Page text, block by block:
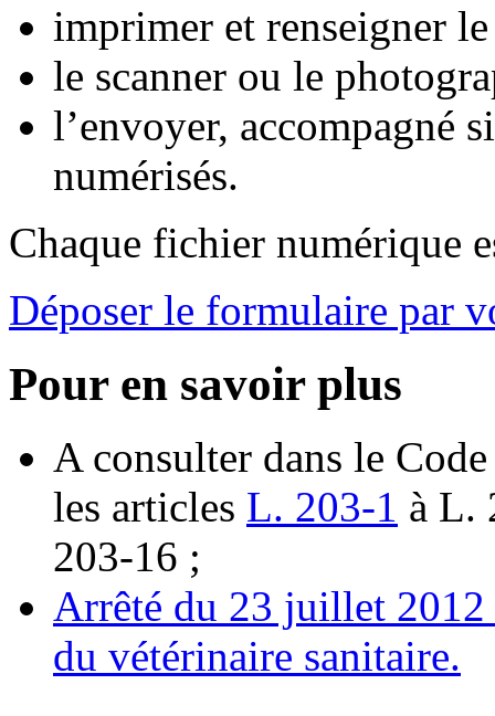
imprimer et renseigner
le scanner ou le
l’envoyer, accompagné
numérisés.
Chaque fichier numérique
Déposer le formulaire par
Pour en savoir plus
A consulter dans le
les articles L. 203-1 à L.
203-16 ;
Arrêté du 23 juillet
du vétérinaire sanitaire.